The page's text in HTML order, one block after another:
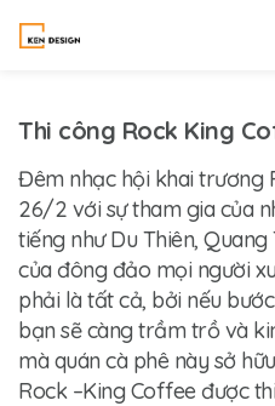
Thi công Rock King
Đêm nhạc hội khai trương
26/2 với sự tham gia của
tiếng như Du Thiên,
của đông đảo mọi người
phải là tất cả, bởi nếu
bạn sẽ càng trầm trồ và
mà quán cà phê này sở
Rock –King Coffee được